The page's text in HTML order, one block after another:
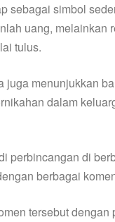
sebagai simbol
uang,
tulus.
menunjukkan
dalam
perbincangan di
berbagai
tersebut